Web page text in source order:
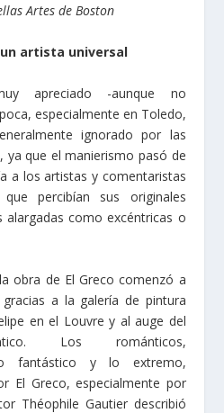
Artes de Boston
artista universal
apreciado -aunque no
especialmente en Toledo,
ignorado por las
ya que el manierismo pasó de
a los artistas y comentaristas
percibían sus originales
alargadas como excéntricas o
obra de El Greco comenzó a
a la galería de pintura
en el Louvre y al auge del
Los románticos,
fantástico y lo extremo,
El Greco, especialmente por
Théophile Gautier describió